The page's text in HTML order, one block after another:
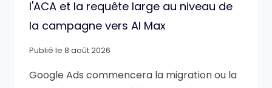
l'ACA et la requête large au niveau de
la campagne vers AI Max
Publié le 8 août 2026
Google Ads commencera la migration ou la